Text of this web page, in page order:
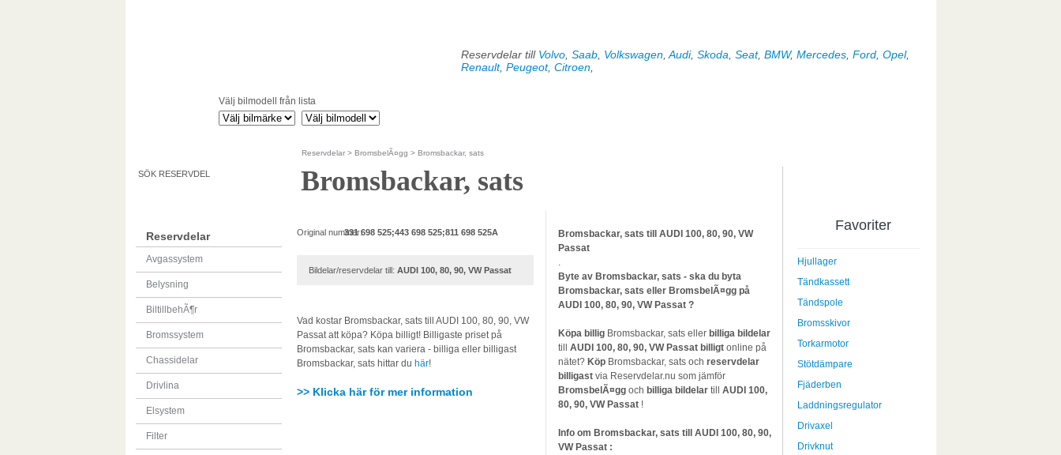
Reservdelar till Volvo, Saab, Volkswagen, Audi, Skoda Seat, BMW, Mercedes, Ford, Opel,
Renault, Peugeot, Citroen,
Välj bilmodell från lista
Reservdelar> BromsbelÃ¤gg > Bromsbackar, sats
SÖK RESERVDEL
Reservdelar
Avgassystem
Belysning
BiltillbehÃ¶r
Bromssystem
Chassidelar
Drivlina
Elsystem
Filter
Bromsbackar, sats
Original nummer:331 698 525;443 698 525;811 698 525A
Bildelar/reservdelar till: AUDI 100, 80, 90, VW Passat
Vad kostar Bromsbackar, sats till AUDI 100, 80, 90, VW
Passat att köpa? Köpa billigt! Billigaste priset på
Bromsbackar, sats kan variera - billiga eller billigast
Bromsbackar, sats hittar du här!
>> Klicka här för mer information
Bromsbackar, sats till AUDI 100, 80, 90, VW
Passat
.
Byte av Bromsbackar, sats - ska du byta
Bromsbackar, sats eller BromsbelÃ¤gg på
AUDI 100, 80, 90, VW Passat ?
Köpa billigBromsbackar, sats eller billiga bildelar
till AUDI 100, 80, 90, VW Passat billigtonline på
nätet? KöpBromsbackar, sats och reservdelar
billigastvia Reservdelar.nu som jämför
BromsbelÃ¤ggoch billiga bildelartill AUDI 100,
80, 90, VW Passat !
Info om Bromsbackar, sats till AUDI 100, 80, 90,
VW Passat :
Favoriter
Hjullager
Tändkassett
Tändspole
Bromsskivor
Torkarmotor
Stötdämpare
Fjäderben
Laddningsregulator
Drivaxel
Drivknut